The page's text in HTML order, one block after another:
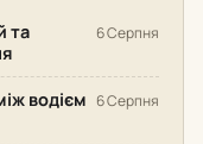
та
6 Серпня
водієм 6 Серпня